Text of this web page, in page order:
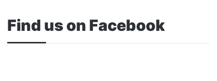
Find us on Facebook